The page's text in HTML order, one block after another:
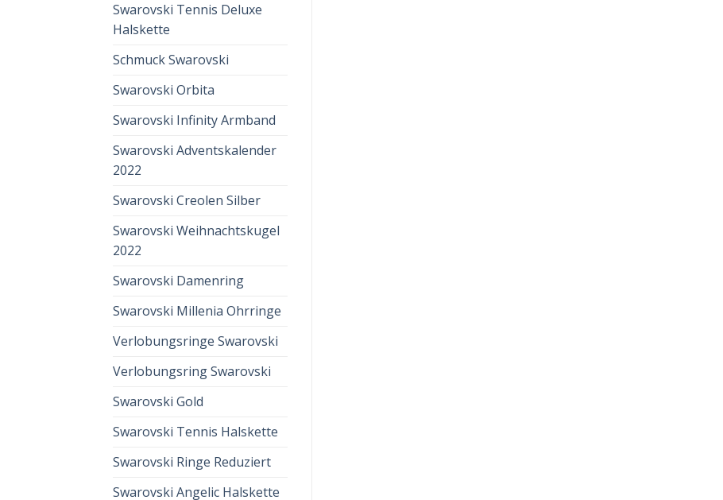
Swarovski Tennis Deluxe
Halskette
Schmuck Swarovski
Swarovski Orbita
Swarovski Infinity Armband
Swarovski Adventskalender
2022
Swarovski Creolen Silber
Swarovski Weihnachtskugel
2022
Swarovski Damenring
Swarovski Millenia Ohrringe
Verlobungsringe Swarovski
Verlobungsring Swarovski
Swarovski Gold
Swarovski Tennis Halskette
Swarovski Ringe Reduziert
Swarovski Angelic Halskette